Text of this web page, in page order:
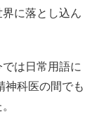
に落とし込ん
は日常用語に
神科医の間でも